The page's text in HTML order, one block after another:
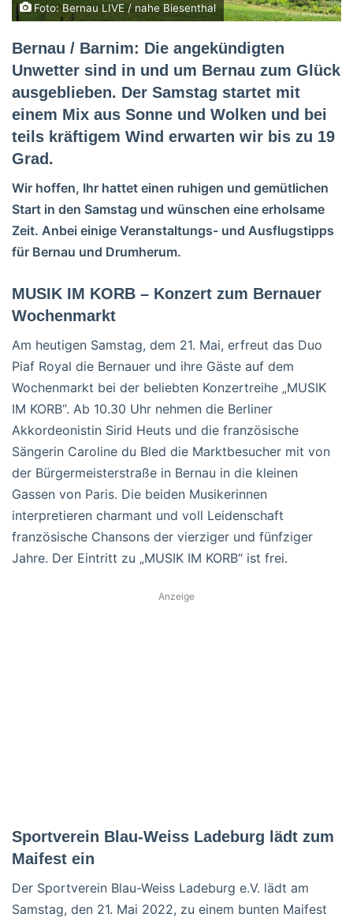
Foto: Bernau LIVE / nahe Biesenthal
Bernau / Barnim: Die angekündigten
Unwetter sind in und um Bernau zum Glück
ausgeblieben. Der Samstag startet mit
einem Mix aus Sonne und Wolken und bei
teils kräftigem Wind erwarten wir bis zu 19
Grad.
Wir hoffen, Ihr hattet einen ruhigen und gemütlichen
Start in den Samstag und wünschen eine erholsame
Zeit. Anbei einige Veranstaltungs- und Ausflugstipps
für Bernau und Drumherum.
MUSIK IM KORB – Konzert zum Bernauer
Wochenmarkt
Am heutigen Samstag, dem 21. Mai, erfreut das Duo
Piaf Royal die Bernauer und ihre Gäste auf dem
Wochenmarkt bei der beliebten Konzertreihe „MUSIK
IM KORB“. Ab 10.30 Uhr nehmen die Berliner
Akkordeonistin Sirid Heuts und die französische
Sängerin Caroline du Bled die Marktbesucher mit von
der Bürgermeisterstraße in Bernau in die kleinen
Gassen von Paris. Die beiden Musikerinnen
interpretieren charmant und voll Leidenschaft
französische Chansons der vierziger und fünfziger
Jahre. Der Eintritt zu „MUSIK IM KORB“ ist frei.
Anzeige
Sportverein Blau-Weiss Ladeburg lädt zum
Maifest ein
Der Sportverein Blau-Weiss Ladeburg e.V. lädt am
Samstag, den 21. Mai 2022, zu einem bunten Maifest